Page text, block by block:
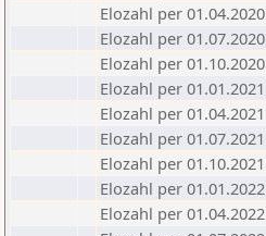
Elozahl per 01.04.2020
Elozahl per 01.07.2020
Elozahl per 01.10.2020
Elozahl per 01.01.2021
Elozahl per 01.04.2021
Elozahl per 01.07.2021
Elozahl per 01.10.2021
Elozahl per 01.01.2022
Elozahl per 01.04.2022